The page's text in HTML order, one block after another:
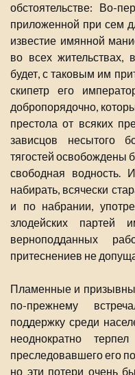
обстоятельстве: Во-
приложенной при сем
известие имянной
во всех жительствах,
будет, с таковым им
скипетр его
добропорядочно,
престола от всяких
зависцов несытого
тягостей освобождены
свободная водность.
набирать, всячески
и по набрании,
злодейских партей
верноподданных
притеснениев не
Пламенные и
по-прежнему
поддержку среди
неоднократно
преследовавшего его
но эти потери очень